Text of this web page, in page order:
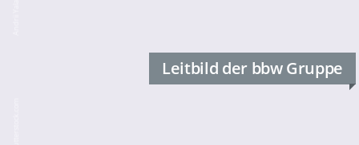
Leitbild der bbw Gruppe